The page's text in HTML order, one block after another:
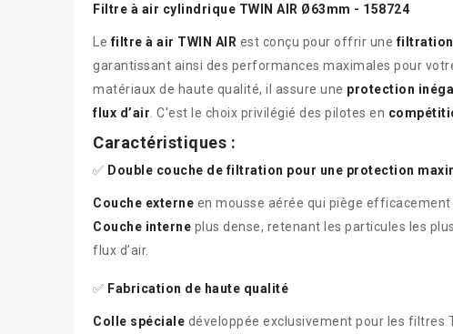
Filtre à air cylindrique TWIN AIR Ø63mm - 158724
Lefiltre à air TWIN AIR est conçu pour offrir une
garantissant ainsi des performances maximales pour
matériaux de haute qualité, il assure une protection
flux d’air . C'est le choix privilégié des pilotes en
Caractéristiques :
✅ Double couche de filtration pour une protection
Couche externe en mousse aérée qui piège
Couche interne plus dense, retenant les particules les
flux d’air.
✅ Fabrication de haute qualité
Colle spéciale développée exclusivement pour les filtres